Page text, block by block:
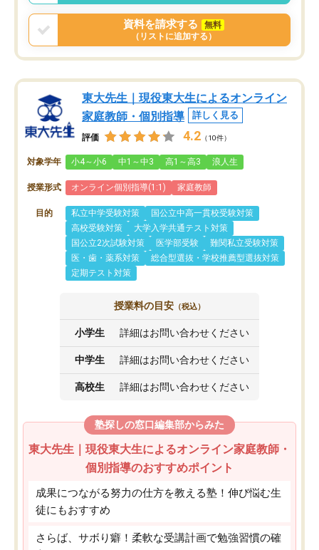
資料を請求する
無料
（リストに追加する）
東大先生｜現役東大生によるオンライン
家庭教師・個別指導
詳しく見る
評価 4.2 （10件）
対象学年 小4～小6 中1～中3 高1～高3 浪人生
授業形式 オンライン個別指導(1:1) 家庭教師
目的 私立中学受験対策
国公立中高一貫校受験対策
高校受験対策
大学入学共通テスト対策
国公立2次試験対策
医学部受験
難関私立受験対策
医・歯・薬系対策
総合型選抜・学校推薦型選抜対策
定期テスト対策
授業料の目安 （税込）
小学生 詳細はお問い合わせください
中学生 詳細はお問い合わせください
高校生 詳細はお問い合わせください
塾探しの窓口編集部からみた
東大先生｜現役東大生によるオンライン家庭教師・
個別指導のおすすめポイント
成果につながる努力の仕方を教える塾！伸び悩む生
徒にもおすすめ
さらば、サボり癖！柔軟な受講計画で勉強習慣の確